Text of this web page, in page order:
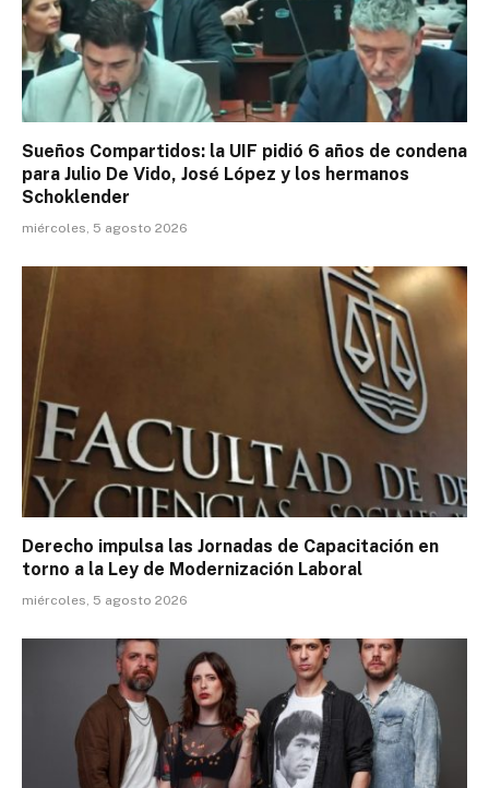
Sueños Compartidos: la UIF pidió 6 años de condena
para Julio De Vido, José López y los hermanos
Schoklender
miércoles, 5 agosto 2026
Derecho impulsa las Jornadas de Capacitación en
torno a la Ley de Modernización Laboral
miércoles, 5 agosto 2026